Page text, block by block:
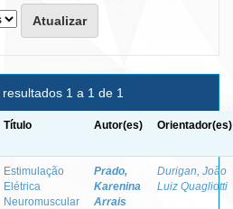
1 a 1 de 1
Título Autor(es) Orientador(es)
Estimulação
Elétrica
Neuromuscular
Prado,
Karenina
Arrais
Durigan, João
Luiz Quagliotti